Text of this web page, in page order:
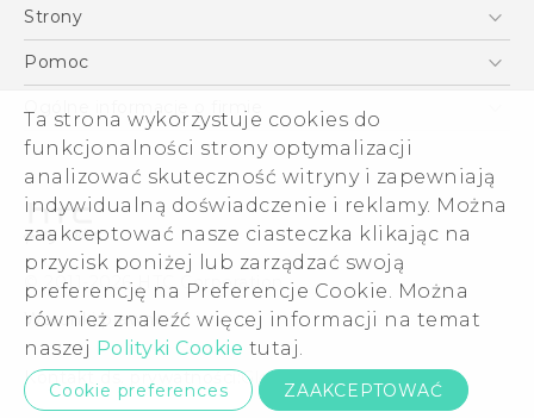
Ta strona wykorzystuje cookies do
funkcjonalności strony optymalizacji
analizować skuteczność witryny i zapewniają
indywidualną doświadczenie i reklamy. Można
zaakceptować nasze ciasteczka klikając na
przycisk poniżej lub zarządzać swoją
preferencję na Preferencje Cookie. Można
również znaleźć więcej informacji na temat
naszej Polityki Cookie tutaj.
Cookie preferences ZAAKCEPTOWAĆ
Polish - Wytyczne dotyczące bezpieczeństwa i
English - User manual
English - Safety and regulatory guide
Smartfony
VIVE
Akcesoria
Strony
HTC Vive
Pomoc
Pomoc E-commerce
Ogólne informacje o firmie
ESG
Informacje o firmie
Dla inwestorów (angielski)
Cookie Preferences
Kariera
Security and Privacy Whitepaper
© 2011-2026 HTC Corporation
Warunki prawne
Kontakt ds. prywatności:Global-Privacy@htc.com